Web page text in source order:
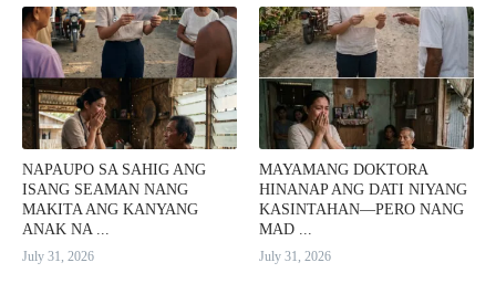
NAPAUPO SA SAHIG ANG
ISANG SEAMAN NANG
MAKITA ANG KANYANG
ANAK NA ...
July 31, 2026
MAYAMANG DOKTORA
HINANAP ANG DATI NIYANG
KASINTAHAN—PERO NANG
MAD ...
July 31, 2026